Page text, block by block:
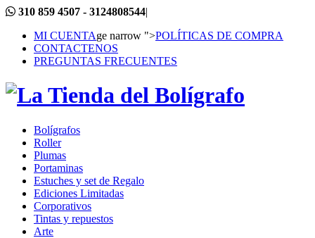
310 859 4507 - 3124808544|
MI CUENTAge narrow ">POLÍTICAS DE COMPRA
CONTACTENOS
PREGUNTAS FRECUENTES
Bolígrafos
Roller
Plumas
Portaminas
Estuches y set de Regalo
Ediciones Limitadas
Corporativos
Tintas y repuestos
Arte